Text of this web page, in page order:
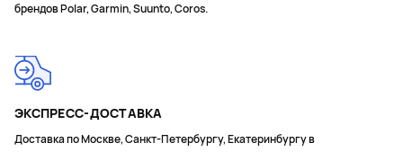
брендов Polar, Garmin, Suunto, Coros.
ЭКСПРЕСС-ДОСТАВКА
Доставка по Москве, Санкт-Петербургу, Екатеринбургу в